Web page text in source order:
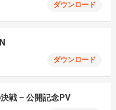
ダウンロード
ダウンロード
戦 – 公開記念PV